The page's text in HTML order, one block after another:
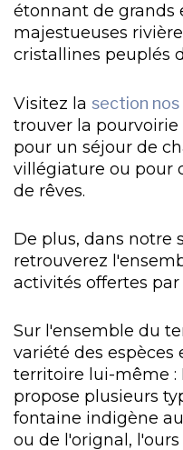
étonnant de grands
majestueuses
cristallines peuplés
Visitez la section nos
trouver la pourvoirie
pour un séjour de
villégiature ou pour
de rêves.
De plus, dans notre
retrouverez
activités offertes par
Sur l'ensemble du
variété des espèces
territoire lui-même :
propose plusieurs
fontaine indigène
ou de l'orignal,